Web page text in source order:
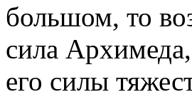
большом, то
сила
его силы